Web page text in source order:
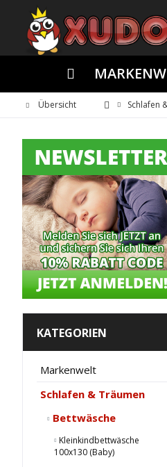
Übersicht Schlafen
KATEGORIEN
Markenwelt
Schlafen & Träumen
Bettwäsche
Kleinkindbettwäsche
100x130 (Baby)